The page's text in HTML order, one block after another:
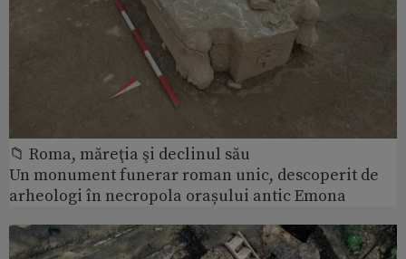
📁 Roma, măreţia şi declinul său
Un monument funerar roman unic, descoperit de
arheologi în necropola orașului antic Emona